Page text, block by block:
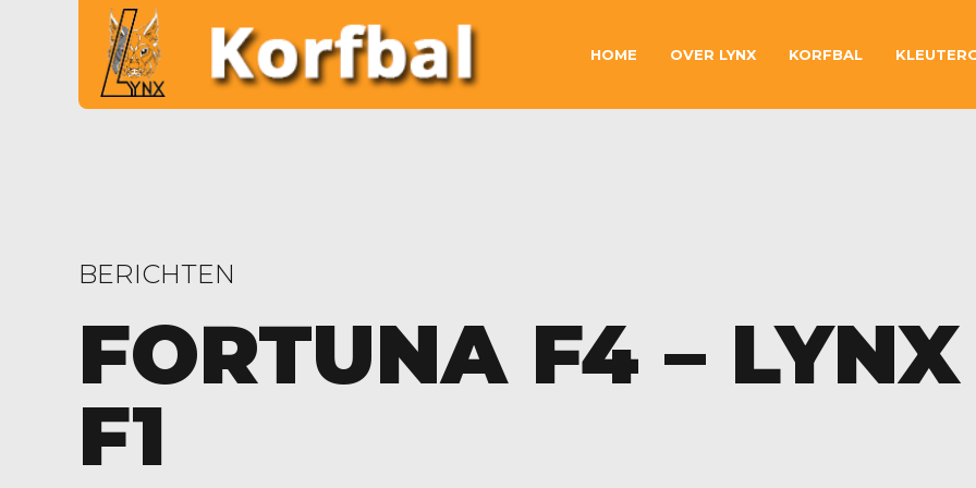
HOME OVER LYNX KORFBAL
BERICHTEN
FORTUNA F4 – LYNX
F1